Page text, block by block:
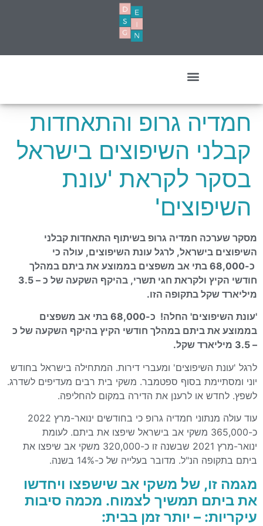
חמדיה גרופ והתאחדות
קבלני השיפוצים בישראל
בסקר לקראת 'עונת
השיפוצים'
מסקר שערכה חמדיה גרופ בשיתוף התאחדות קבלני
השיפוצים בישראל, לרגל עונת השיפוצים, עולה כי
כ-68,000 בתי אב משפצים בממוצע את ביתם במהלך
חודשי הקיץ ולקראת חגי תשרי, בהיקף השקעה של כ – 3.5
מיליארד שקל בתקופה הזו.
'עונת השיפוצים' החלה!
כ-68,000 בתי אב משפצים
בממוצע את ביתם במהלך חודשי הקיץ בהיקף השקעה של כ
– 3.5 מיליארד שקל.
לרגל 'עונת השיפוצים' ומעברי דירות. המתחילה בישראל בחודש
יוני ומסתיימת בסוף ספטמבר. משקי בית רבים מעדיפים לשדרג.
לשפץ. לחדש או לרענן את הדירה במקום להחליפה.
עוד עולה מנתוני חמדיה גרופ כי בחודשים ינואר-מרץ 2022
כ-365,000 משקי אב בישראל שיפצו את ביתם. לעומת
ינואר-מרץ 2021 שבשנה זו כ-320,000 משקי אב שיפצו את
ביתם בתקופה הנ"ל. מדובר בעלייה של כ-14% בשנה.
מגמה זו, של משקי אב שישפצו ויחדשו
את ביתם תמשיך לצמוח. מכמה סיבות
עיקריות: – יותר זמן בבית: